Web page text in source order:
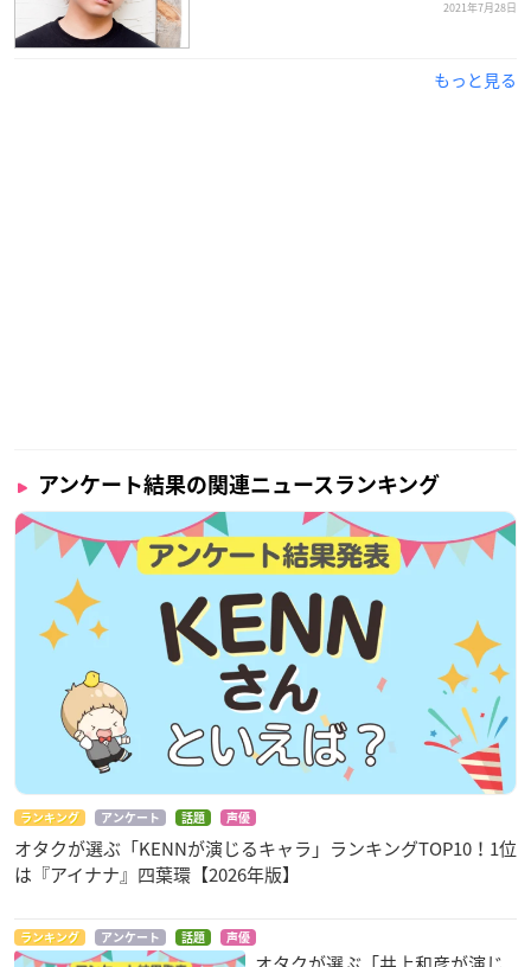
2021年7月28日
もっと見る
アンケート結果の関連ニュースランキング
ランキング アンケート 話題 声優
オタクが選ぶ「KENNが演じるキャラ」ランキングTOP10！1位
は『アイナナ』四葉環【2026年版】
ランキング アンケート 話題 声優